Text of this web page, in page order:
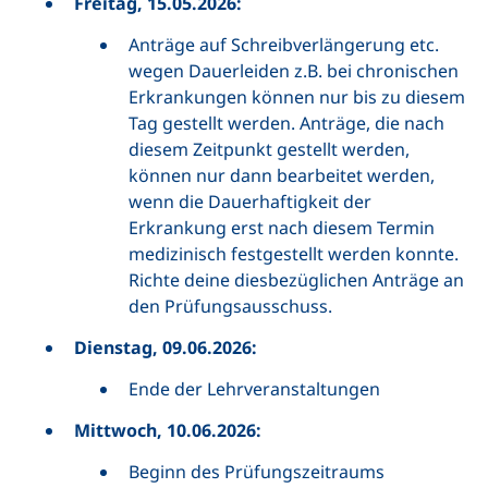
Anträge auf Schreibverlängerung etc.
wegen Dauerleiden z.B. bei chronischen
Erkrankungen können nur bis zu diesem
Tag gestellt werden. Anträge, die nach
diesem Zeitpunkt gestellt werden,
können nur dann bearbeitet werden,
wenn die Dauerhaftigkeit der
Erkrankung erst nach diesem Termin
medizinisch festgestellt werden konnte.
Richte deine diesbezüglichen Anträge an
den Prüfungsausschuss.
Dienstag, 09.06.2026:
Ende der Lehrveranstaltungen
Mittwoch, 10.06.2026:
Beginn des Prüfungszeitraums